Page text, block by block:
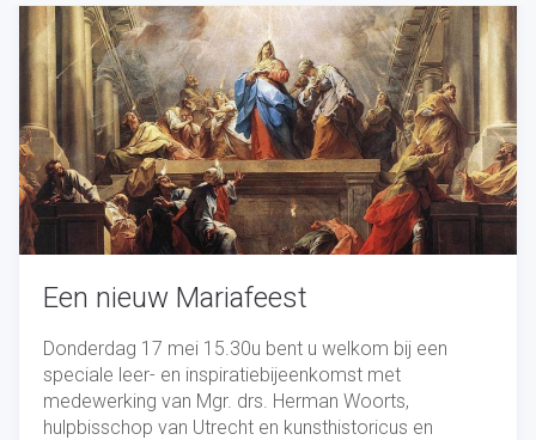
Een nieuw Mariafeest
Donderdag 17 mei 15.30u bent u welkom bij een
speciale leer- en inspiratiebijeenkomst met
medewerking van Mgr. drs. Herman Woorts,
hulpbisschop van Utrecht en kunsthistoricus en